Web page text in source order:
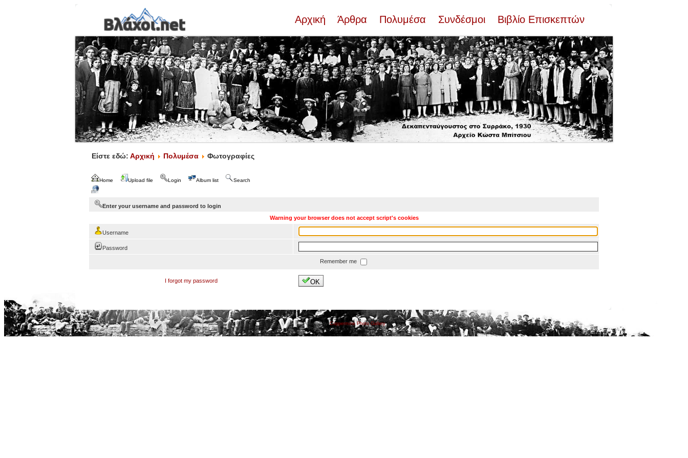
Αρχική Άρθρα Πολυμέσα Συνδέσμοι Βιβλίο Επισκεπτών
Είστε εδώ: Αρχική Πολυμέσα Φωτογραφίες
Home Upload file Login Album list Search
Enter your username and password to login
Warning your browser does not accept script's cookies
Username
Password
Remember me
I forgot my password OK
Powered byCoppermine Photo Gallery
Ported to cpg 1.5.x by Jeff Bailey